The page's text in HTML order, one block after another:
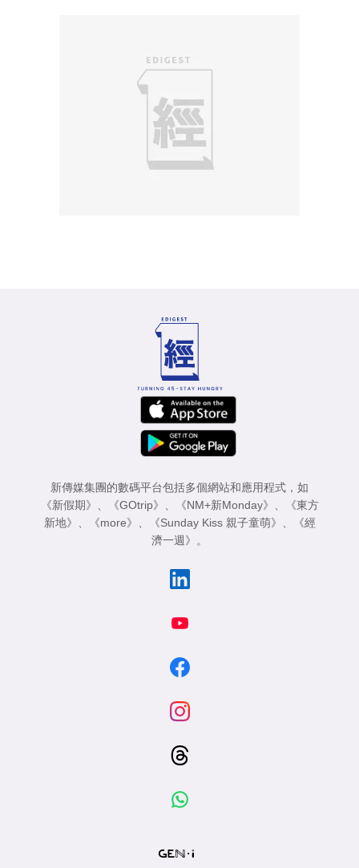
新傳媒集團的數碼平台包括多個網站和應用程式，如
《新假期》
《GOtrip》 《NM+新Monday》
《東方
新地》
《more》 《Sunday Kiss 親子童萌》
《經
濟一週》
。